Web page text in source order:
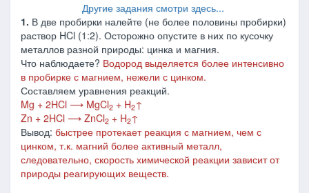
Другие задания смотри здесь...
1. В две пробирки налейте (не более половины пробирки)
раствор HCl (1:2). Осторожно опустите в них по кусочку
металлов разной природы: цинка и магния.
Что наблюдаете? Водород выделяется более интенсивно
в пробирке с магнием, нежели с цинком.
Составляем уравнения реакций.
Mg + 2HCl ⟶ MgCl2 + H2↑
Zn + 2HCl ⟶ ZnCl2 + H2↑
Вывод: быстрее протекает реакция с магнием, чем с
цинком, т.к. магний более активный металл,
следовательно, скорость химической реакции зависит от
природы реагирующих веществ.